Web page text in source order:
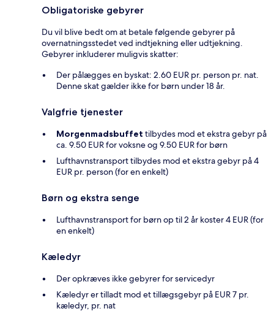
Obligatoriske gebyrer
Du vil blive bedt om at betale følgende gebyrer på
overnatningsstedet ved indtjekning eller udtjekning.
Gebyrer inkluderer muligvis skatter:
Der pålægges en byskat: 2.60 EUR pr. person pr. nat.
Denne skat gælder ikke for børn under 18 år.
Valgfrie tjenester
Morgenmadsbuffet tilbydes mod et ekstra gebyr på
ca. 9.50 EUR for voksne og 9.50 EUR for børn
Lufthavnstransport tilbydes mod et ekstra gebyr på 4
EUR pr. person (for en enkelt)
Børn og ekstra senge
Lufthavnstransport for børn op til 2 år koster 4 EUR (for
en enkelt)
Kæledyr
Der opkræves ikke gebyrer for servicedyr
Kæledyr er tilladt mod et tillægsgebyr på EUR 7 pr.
kæledyr, pr. nat